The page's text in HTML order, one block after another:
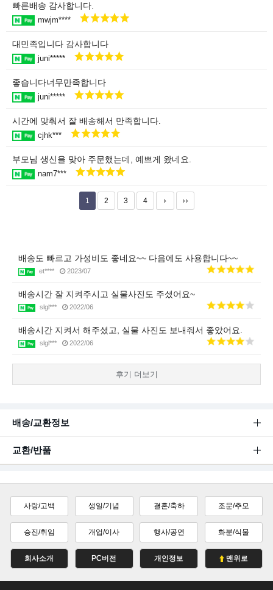
빠른배송 감사합니다.
mwjm****
대민족입니다 감사합니다
juni*****
좋습니다너무만족합니다
juni*****
시간에 맞춰서 잘 배송해서 만족합니다.
cjhk***
부모님 생신을 맞아 주문했는데, 예쁘게 왔네요.
nam7***
1 2 3 4
배송도 빠르고 가성비도 좋네요~~ 다음에도 사용합니다~~
et**** 2023/07
배송시간 잘 지켜주시고 실물사진도 주셨어요~
slgl*** 2022/06
배송시간 지켜서 해주셨고, 실물 사진도 보내줘서 좋았어요.
slgl*** 2022/06
후기 더보기
배송/교환정보
교환/반품
사랑/고백 생일/기념 결혼/축하 조문/추모
승진/취임 개업/이사 행사/공연 화분/식물
회사소개 PC버전 개인정보 맨위로